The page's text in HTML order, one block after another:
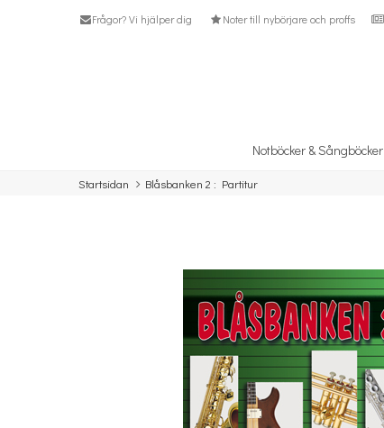
Frågor? Vi hjälper dig Noter till nybörjare och proffs
Notböcker & Sångböcker
Startsidan Blåsbanken 2 : Partitur